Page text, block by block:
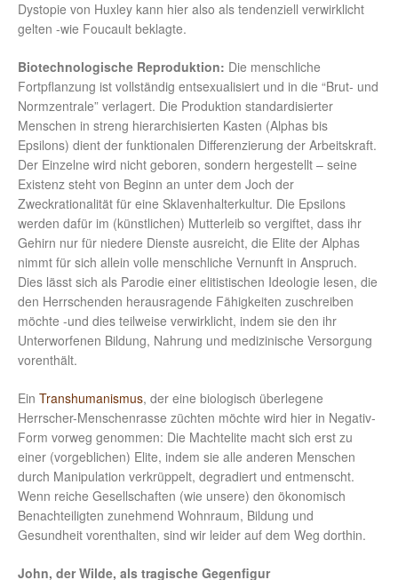
Dystopie von Huxley kann hier also als tendenziell verwirklicht
gelten -wie Foucault beklagte.
Biotechnologische Reproduktion: Die menschliche
Fortpflanzung ist vollständig entsexualisiert und in die “Brut- und
Normzentrale” verlagert. Die Produktion standardisierter
Menschen in streng hierarchisierten Kasten (Alphas bis
Epsilons) dient der funktionalen Differenzierung der Arbeitskraft.
Der Einzelne wird nicht geboren, sondern hergestellt – seine
Existenz steht von Beginn an unter dem Joch der
Zweckrationalität für eine Sklavenhalterkultur. Die Epsilons
werden dafür im (künstlichen) Mutterleib so vergiftet, dass ihr
Gehirn nur für niedere Dienste ausreicht, die Elite der Alphas
nimmt für sich allein volle menschliche Vernunft in Anspruch.
Dies lässt sich als Parodie einer elitistischen Ideologie lesen, die
den Herrschenden herausragende Fähigkeiten zuschreiben
möchte -und dies teilweise verwirklicht, indem sie den ihr
Unterworfenen Bildung, Nahrung und medizinische Versorgung
vorenthält.
Ein Transhumanismus, der eine biologisch überlegene
Herrscher-Menschenrasse züchten möchte wird hier in Negativ-
Form vorweg genommen: Die Machtelite macht sich erst zu
einer (vorgeblichen) Elite, indem sie alle anderen Menschen
durch Manipulation verkrüppelt, degradiert und entmenscht.
Wenn reiche Gesellschaften (wie unsere) den ökonomisch
Benachteiligten zunehmend Wohnraum, Bildung und
Gesundheit vorenthalten, sind wir leider auf dem Weg dorthin.
John, der Wilde, als tragische Gegenfigur